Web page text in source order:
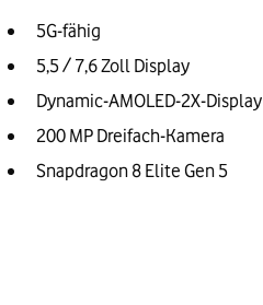
5G-fähig
5,5 / 7,6 Zoll Display
Dynamic-AMOLED-2X-Display
200 MP Dreifach-Kamera
Snapdragon 8 Elite Gen 5